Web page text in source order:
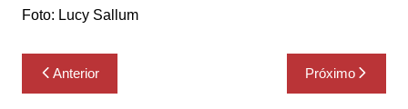
Foto: Lucy Sallum
Navegação
de
Anterior Próximo